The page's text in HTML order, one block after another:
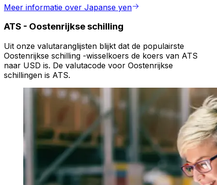
Meer informatie over Japanse yen
ATS - Oostenrijkse schilling
Uit onze valutaranglijsten blijkt dat de populairste
Oostenrijkse schilling -wisselkoers de koers van ATS
naar USD is. De valutacode voor Oostenrijkse
schillingen is ATS.